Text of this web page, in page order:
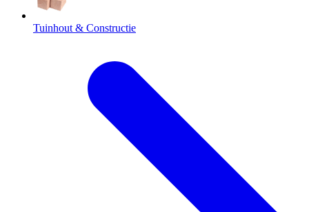
Tuinhout & Constructie